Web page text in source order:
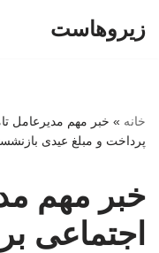
زیروهاست
خانه » خبر مهم مدیرعامل
پرداخت و مبلغ عیدی
خبر مهم
اجتماعی